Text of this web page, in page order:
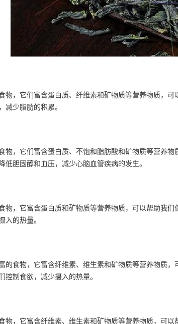
物，它们富含蛋白质、纤维素和矿物质等营养物质，
减少脂肪的积累。
物，它们富含蛋白质、不饱和脂肪酸和矿物质等营养
低胆固醇和血压，减少心脑血管疾病的发生。
物，它富含蛋白质和矿物质等营养物质，可以帮助我
入的热量。
的食物，它富含纤维素、维生素和矿物质等营养物质
控制食欲，减少摄入的热量。
物，它富含纤维素、维生素和矿物质等营养物质，可